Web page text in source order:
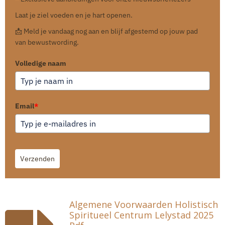
Laat je ziel voeden en je hart openen.
📩 Meld je vandaag nog aan en blijf afgestemd op jouw pad
van bewustwording.
Volledige naam
Email*
Verzenden
Algemene Voorwaarden Holistisch
Spiritueel Centrum Lelystad 2025